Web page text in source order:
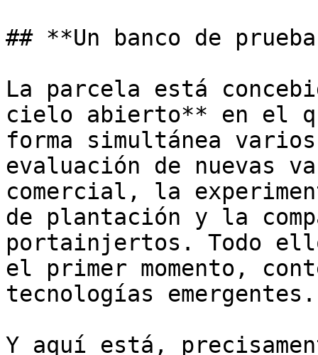
## **Un banco de
La parcela está
cielo abierto** en el
forma simultánea
evaluación de nuevas
comercial, la
de plantación y la
portainjertos. Todo
el primer momento,
tecnologías emergentes.
Y aquí está,